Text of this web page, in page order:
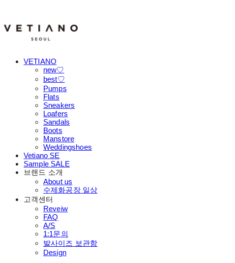
VETIANO
new♡
best♡
Pumps
Flats
Sneakers
Loafers
Sandals
Boots
Manstore
Weddingshoes
Vetiano SE
Sample SALE
브랜드 소개
About us
수제화공장 일상
고객센터
Reveiw
FAQ
A/S
1:1문의
발사이즈 보관함
Design